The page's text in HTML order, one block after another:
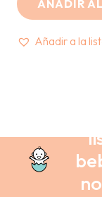
AÑADIR
Añadir a la